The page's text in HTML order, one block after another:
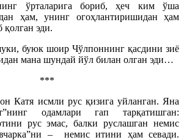
ўрталарига бориб, ҳеч ким ўша
ҳам, унинг огоҳлантиришидан ҳам
қолган эди.
буюк шоир Чўлпоннинг қасдини зиё
мана шундай йўл билан олган эди…
***
Катя исмли рус қизига уйланган. Яна
одамлари гап тарқатишган:
рус эмас, балки руслашган немис
– немис итини ҳам севади.